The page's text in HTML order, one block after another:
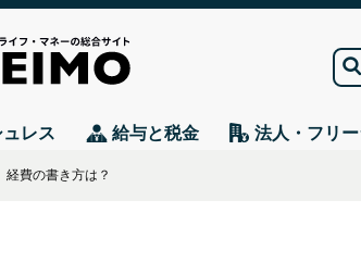
レス 給与と税金 法人・フリ
費の書き方は？